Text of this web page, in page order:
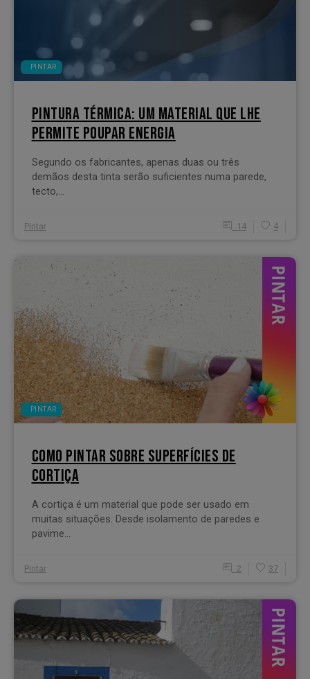
PINTAR
PINTURA TÉRMICA: UM MATERIAL QUE LHE
PERMITE POUPAR ENERGIA
Segundo os fabricantes, apenas duas ou três
demãos desta tinta serão suficientes numa parede,
tecto,...
Pintar 14 4
PINTAR
COMO PINTAR SOBRE SUPERFÍCIES DE
CORTIÇA
A cortiça é um material que pode ser usado em
muitas situações. Desde isolamento de paredes e
pavime...
Pintar 2 37